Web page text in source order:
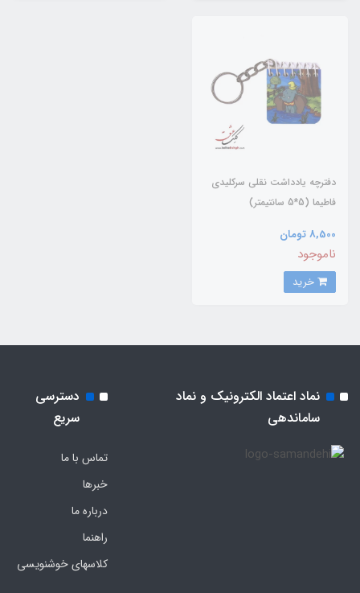
دفترچه یادداشت نقلی سرکلیدی
فاطیما (5*5 سانتیمتر)
8,500 تومان
ناموجود
نماد اعتماد الکترونیک و نماد
ساماندهی
دسترسی
سریع
تماس با ما
خبرها
درباره ما
راهنما
کلاسهای خوشنویسی